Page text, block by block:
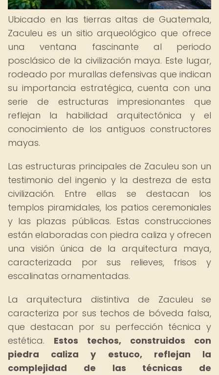
Ubicado en las tierras altas de Guatemala,
Zaculeu es un sitio arqueológico que ofrece
una ventana fascinante al periodo
posclásico de la civilización maya. Este lugar,
rodeado por murallas defensivas que indican
su importancia estratégica, cuenta con una
serie de estructuras impresionantes que
reflejan la habilidad arquitectónica y el
conocimiento de los antiguos constructores
mayas.
Las estructuras principales de Zaculeu son un
testimonio del ingenio y la destreza de esta
civilización. Entre ellas se destacan los
templos piramidales, los patios ceremoniales
y las plazas públicas. Estas construcciones
están elaboradas con piedra caliza y ofrecen
una visión única de la arquitectura maya,
caracterizada por sus relieves, frisos y
escalinatas ornamentadas.
La arquitectura distintiva de Zaculeu se
caracteriza por sus techos de bóveda falsa,
que destacan por su perfección técnica y
estética. Estos techos, construidos con
piedra caliza y estuco, reflejan la
complejidad de las técnicas de